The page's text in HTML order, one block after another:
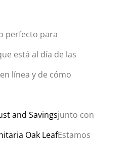
perfecto para
está al día de las
línea y de cómo
and Savingsjunto con
Oak LeafEstamos